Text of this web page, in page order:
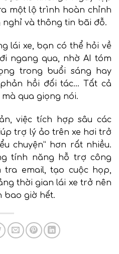
một lộ trình hoàn chỉnh
và thông tin bãi đỗ.
lái xe, bạn có thể hỏi về
ngang qua, nhờ AI tóm
trong buổi sáng hay
hồi đối tác… Tất cả
qua giọng nói.
việc tích hợp sâu các
trợ lý ảo trên xe hơi trở
chuyện” hơn rất nhiều.
tính năng hỗ trợ công
tra email, tạo cuộc họp,
thời gian lái xe trở nên
bao giờ hết.